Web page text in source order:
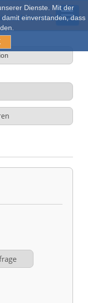
Dienste. Mit der
einverstanden, dass